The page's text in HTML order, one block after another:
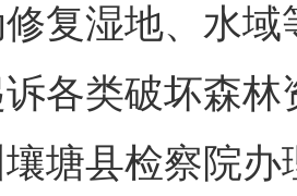
复湿地、水
各类破坏森
塘县检察院